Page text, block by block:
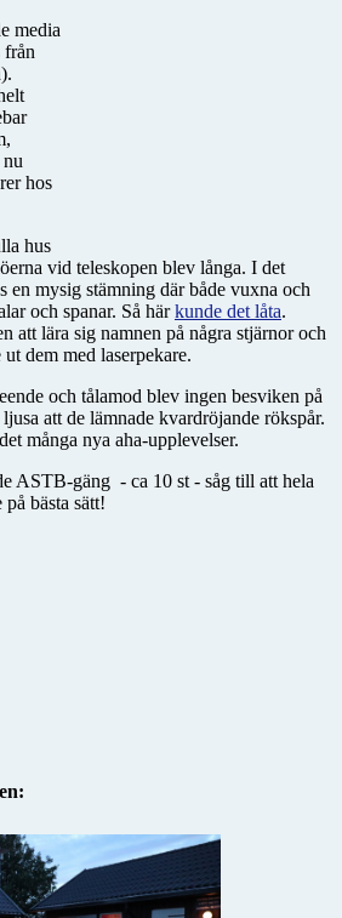
media
hos
hus
vid teleskopen blev långa. I det
en mysig stämning där både vuxna och
och spanar. Så härkunde det låta.
att lära sig namnen på några stjärnor och
dem med laserpekare.
och tålamod blev ingen besviken på
att de lämnade kvardröjande rökspår.
många nya aha-upplevelser.
ASTB-gäng - ca 10 st - såg till att hela
bästa sätt!